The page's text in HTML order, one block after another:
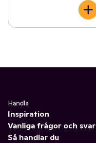
Handla
Inspiration
Vanliga frågor och svar
Så handlar du